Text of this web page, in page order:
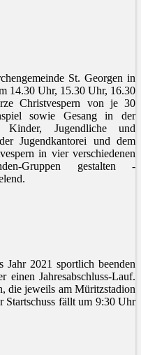
St. Georgen in
14.30 Uhr, 15.30 Uhr, 16.30
Christvespern von je 30
sowie Gesang in der
Jugendliche und
Jugendkantorei und dem
in vier verschiedenen
Gruppen gestalten -
2021 sportlich beenden
einen Jahresabschluss-Lauf.
die jeweils am Müritzstadion
Startschuss fällt um 9:30 Uhr